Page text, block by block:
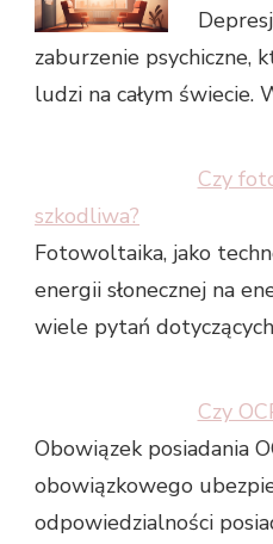
zaburzenie psychiczne,
ludzi na całym świecie.
Czy
szkodliwa?
Fotowoltaika, jako
energii słonecznej na
wiele pytań
Czy
Obowiązek posiadania
obowiązkowego
odpowiedzialności